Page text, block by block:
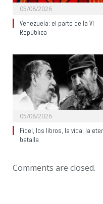
05/08/2026
Venezuela: el parto de la VI
República
05/08/2026
Fidel, los libros, la vida, la
batalla
Comments are closed.